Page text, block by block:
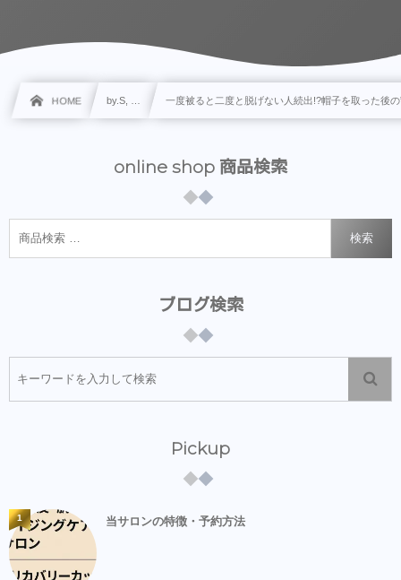
HOME by.S, … 一度被ると二度と脱げない人続出!?帽子を取った後
online shop 商品検索
検索
ブログ検索
Pickup
当サロンの特徴・予約方法
1